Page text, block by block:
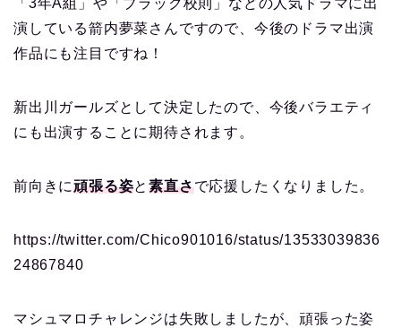
「3年A組」や「ブラック校則」などの人気ドラマに出
演している箭内夢菜さんですので、今後のドラマ出演
作品にも注目ですね！
新出川ガールズとして決定したので、今後バラエティ
にも出演することに期待されます。
前向きに頑張る姿と素直さで応援したくなりました。
https://twitter.com/Chico901016/status/13533039836
24867840
マシュマロチャレンジは失敗しましたが、頑張った姿